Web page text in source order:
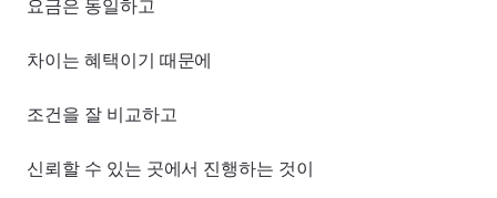
요금은 동일하고
차이는 혜택이기 때문에
조건을 잘 비교하고
신뢰할 수 있는 곳에서 진행하는 것이